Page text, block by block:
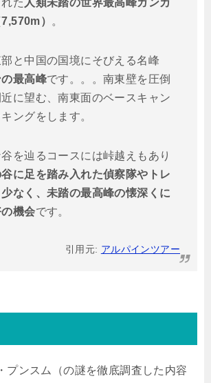
た 人類未踏の世界最高峰ガンカ
）
。
と中国の国境にそびえる名峰
最高峰です。。。南東壁を圧倒
に望む、南東面のベースキャン
ングをします。
を辿るコースには峠越えもあり
谷に足を踏み入れた偵察隊やトレ
なく、未踏の最高峰の懐深くに
機会です。
引用元: アルパインツアー
プンスム（の謎を徹底調査した内容